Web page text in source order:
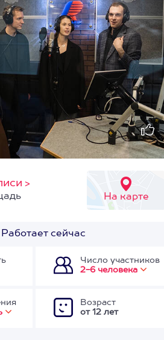
>
На карте
Работает сейчас
Число участников
2-6 человека
Возраст
от 12 лет